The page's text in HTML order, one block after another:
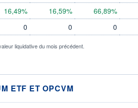
16,49% 16,59% 66,89%
0 0 0
liquidative du mois précédent.
ETF ET OPCVM